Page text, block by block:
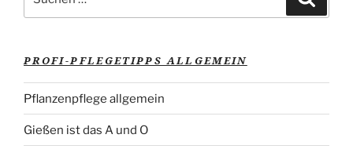
nach:
PROFI-PFLEGETIPPS ALLGEMEIN
Pflanzenpflege allgemein
Gießen ist das A und O